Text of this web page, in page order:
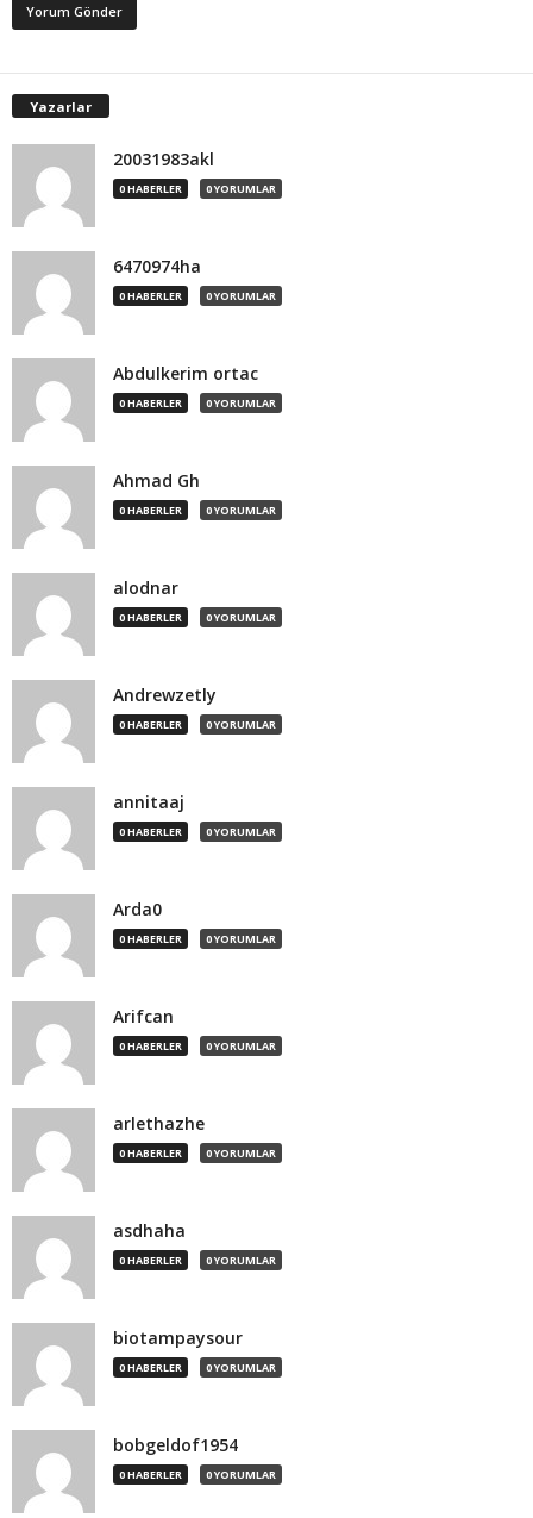
Yazarlar
20031983akl
0 HABERLER 0 YORUMLAR
6470974ha
0 HABERLER 0 YORUMLAR
Abdulkerim ortac
0 HABERLER 0 YORUMLAR
Ahmad Gh
0 HABERLER 0 YORUMLAR
alodnar
0 HABERLER 0 YORUMLAR
Andrewzetly
0 HABERLER 0 YORUMLAR
annitaaj
0 HABERLER 0 YORUMLAR
Arda0
0 HABERLER 0 YORUMLAR
Arifcan
0 HABERLER 0 YORUMLAR
arlethazhe
0 HABERLER 0 YORUMLAR
asdhaha
0 HABERLER 0 YORUMLAR
biotampaysour
0 HABERLER 0 YORUMLAR
bobgeldof1954
0 HABERLER 0 YORUMLAR